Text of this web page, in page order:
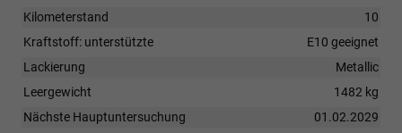
Kilometerstand
10
Kraftstoff: unterstützte
E10 geeignet
Lackierung
Metallic
Leergewicht
1482 kg
Nächste Hauptuntersuchung
01.02.2029